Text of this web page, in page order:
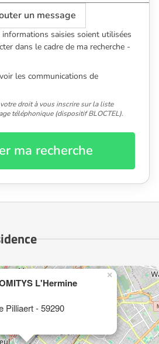
un message
informations saisies soient utilisées
dans le cadre de ma recherche -
les communications de
droit à vous inscrire sur la liste
téléphonique (dispositif BLOCTEL).
ma recherche
L'Hermine
Pilliaert - 59290
×